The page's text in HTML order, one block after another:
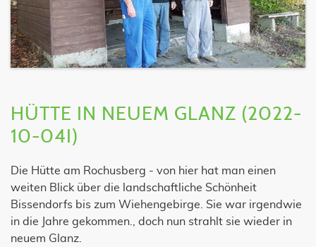
HÜTTE IN NEUEM GLANZ (2022-
10-04I)
Die Hütte am Rochusberg - von hier hat man einen
weiten Blick über die landschaftliche Schönheit
Bissendorfs bis zum Wiehengebirge. Sie war irgendwie
in die Jahre gekommen., doch nun strahlt sie wieder in
neuem Glanz.